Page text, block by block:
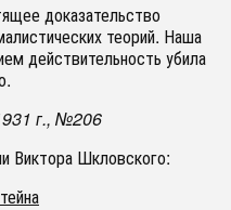
доказательство
теорий. Наша
действительность убила
г., №206
Виктора Шкловского: